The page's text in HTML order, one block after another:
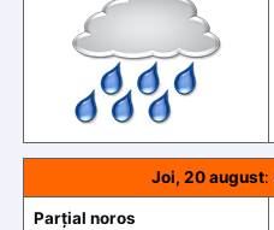
Joi, 20 august:
Parțial noros